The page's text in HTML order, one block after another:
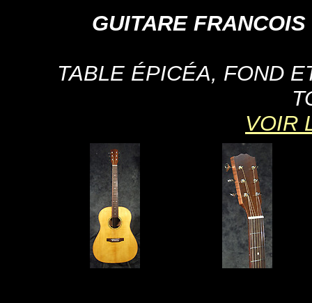
GUITARE
TABLE ÉPICÉA, FOND
VOIR